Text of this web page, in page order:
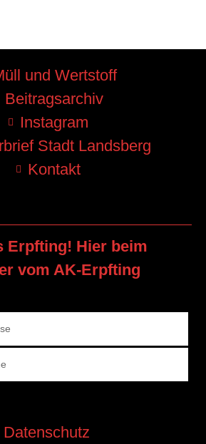
und Wertstoff
Beitragsarchiv
Instagram
Stadt Landsberg
Kontakt
Erpfting! Hier beim
vom AK-Erpfting
Datenschutz